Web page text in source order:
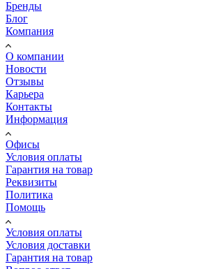
Бренды
Блог
Компания
О компании
Новости
Отзывы
Карьера
Контакты
Информация
Офисы
Условия оплаты
Гарантия на товар
Реквизиты
Политика
Помощь
Условия оплаты
Условия доставки
Гарантия на товар